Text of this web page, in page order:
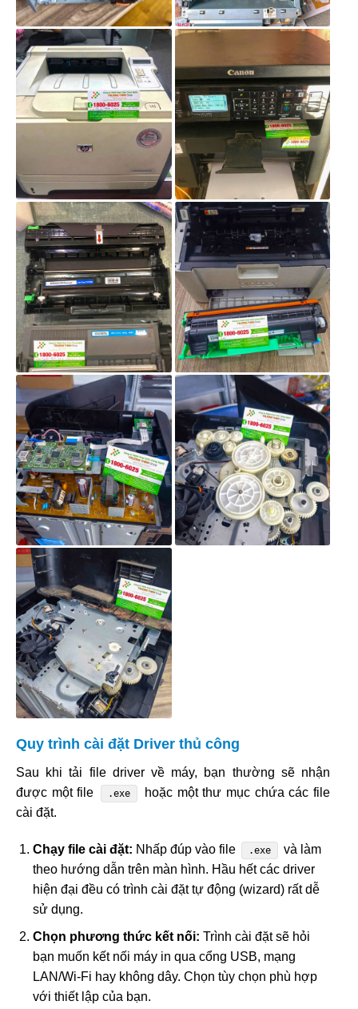
Quy trình cài đặt Driver thủ công
Sau khi tải file driver về máy, bạn thường sẽ nhận
được một file
.exe
hoặc một thư mục chứa các file
cài đặt.
Chạy file cài đặt: Nhấp đúp vào file .exe
và làm
theo hướng dẫn trên màn hình. Hầu hết các driver
hiện đại đều có trình cài đặt tự động (wizard) rất dễ
sử dụng.
Chọn phương thức kết nối: Trình cài đặt sẽ hỏi
bạn muốn kết nối máy in qua cổng USB, mạng
LAN/Wi-Fi hay không dây. Chọn tùy chọn phù hợp
với thiết lập của bạn.